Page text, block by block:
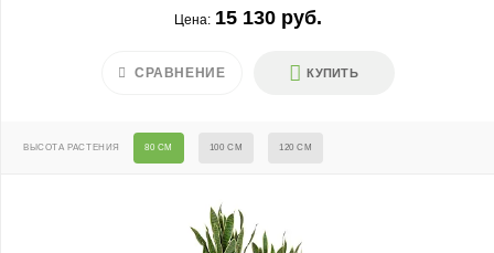
Цена: 15 130 руб.
КУПИТЬ
СРАВНЕНИЕ
ВЫСОТА РАСТЕНИЯ 80 СМ 100 СМ 120 СМ